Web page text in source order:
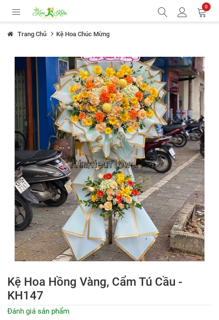
0
Trang Chủ Kệ Hoa Chúc Mừng
Kệ Hoa Hồng Vàng, Cẩm Tú Cầu -
KH147
Đánh giá sản phẩm